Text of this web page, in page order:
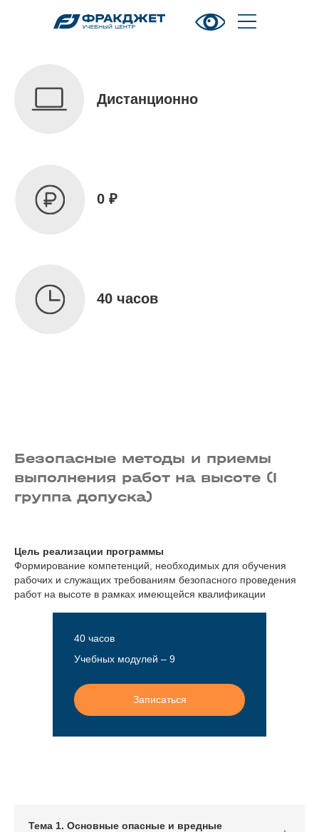
Дистанционно
0 ₽
40 часов
Безопасные методы и приемы
выполнения работ на высоте (I
группа допуска)
Цель реализации программы
Формирование компетенций, необходимых для обучения
рабочих и служащих требованиям безопасного проведения
работ на высоте в рамках имеющейся квалификации
40 часов
Учебных модулей – 9
Записаться
Тема 1. Основные опасные и вредные